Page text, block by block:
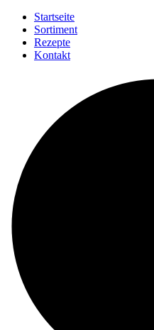
Startseite
Sortiment
Rezepte
Kontakt